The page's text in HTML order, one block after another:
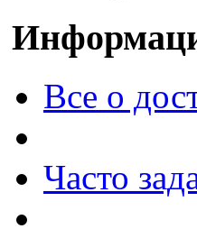
Все о
Часто